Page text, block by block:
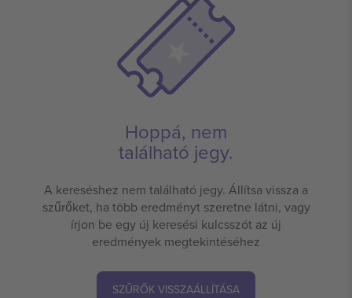
Hoppá, nem
található jegy.
A kereséshez nem található jegy. Állítsa vissza a
szűrőket, ha több eredményt szeretne látni, vagy
írjon be egy új keresési kulcsszót az új
eredmények megtekintéséhez
SZŰRŐK VISSZAÁLLÍTÁSA